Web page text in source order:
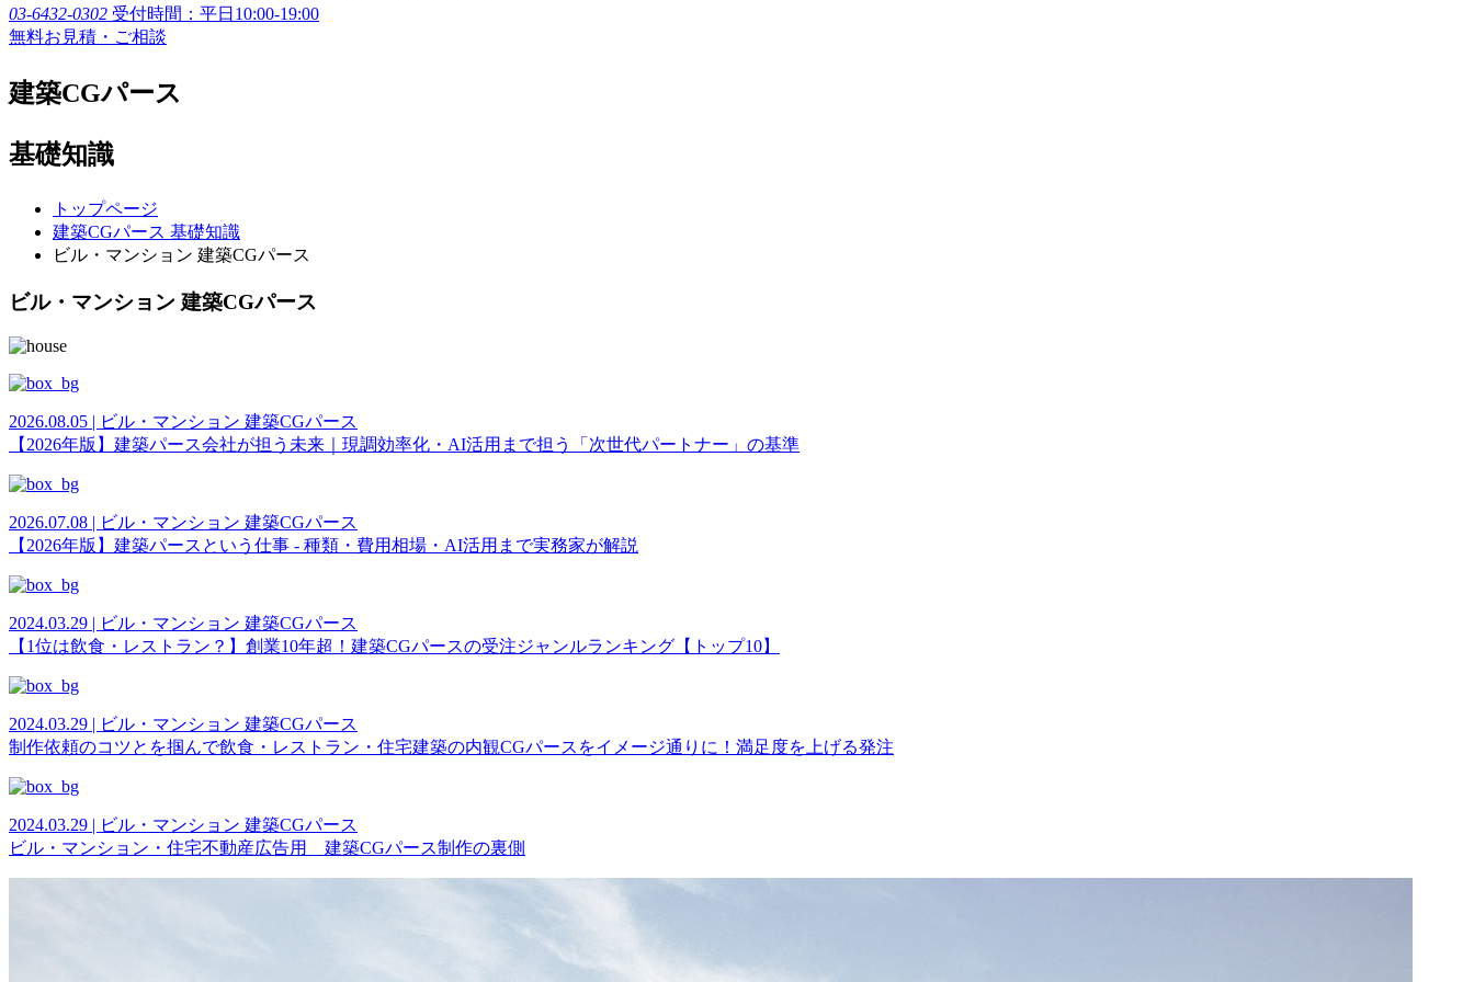
03-6432-0302 受付時間：平日10:00-19:00
無料お見積・ご相談
建築CGパース
基礎知識
トップページ
建築CGパース 基礎知識
ビル・マンション 建築CGパース
ビル・マンション 建築CGパース
2026.08.05 | ビル・マンション 建築CGパース
【2026年版】建築パース会社が担う未来｜現調効率化・AI活用まで担う「次世代パートナー」の基準
2026.07.08 | ビル・マンション 建築CGパース
【2026年版】建築パースという仕事 - 種類・費用相場・AI活用まで実務家が解説
2024.03.29 | ビル・マンション 建築CGパース
【1位は飲食・レストラン？】創業10年超！建築CGパースの受注ジャンルランキング【トップ10】
2024.03.29 | ビル・マンション 建築CGパース
制作依頼のコツとを掴んで飲食・レストラン・住宅建築の内観CGパースをイメージ通りに！満足度を上げる発注
2024.03.29 | ビル・マンション 建築CGパース
ビル・マンション・住宅不動産広告用 建築CGパース制作の裏側